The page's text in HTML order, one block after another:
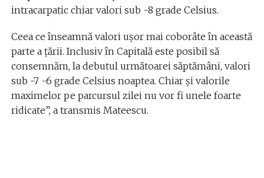
intracarpatic chiar valori sub -8 grade Celsius.
Ceea ce înseamnă valori ușor mai coborâte în această
parte a țării. Inclusiv în Capitală este posibil să
consemnăm, la debutul următoarei săptămâni, valori
sub -7 -6 grade Celsius noaptea. Chiar și valorile
maximelor pe parcursul zilei nu vor fi unele foarte
ridicate”, a transmis Mateescu.